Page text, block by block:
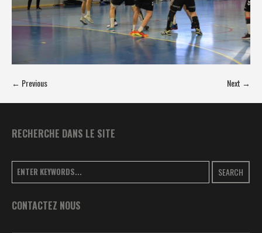
← Previous Next →
RECHERCHE DANS LE SITE
SEARCH
CONTACTEZ NOUS